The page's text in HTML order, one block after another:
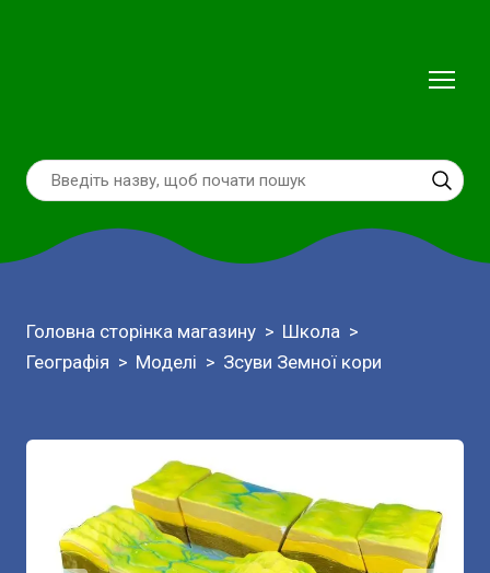
Головна сторінка магазину
Школа
Географія
Моделі Зсуви Земної кори